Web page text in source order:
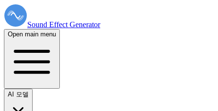
Sound Effect Generator
Open main menu
AI 모델